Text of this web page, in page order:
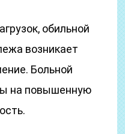
обильной
возникает
Больной
на повышенную